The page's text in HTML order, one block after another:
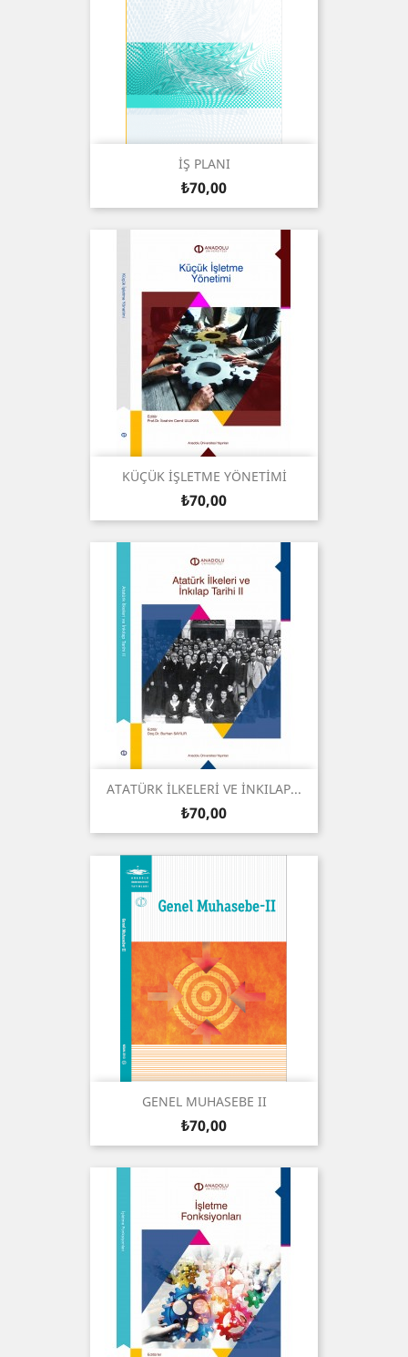
İŞ PLANI
Fiyat
₺70,00
KÜÇÜK İŞLETME YÖNETİMİ
Fiyat
₺70,00
ATATÜRK İLKELERİ VE İNKILAP...
Fiyat
₺70,00
GENEL MUHASEBE II
Fiyat
₺70,00